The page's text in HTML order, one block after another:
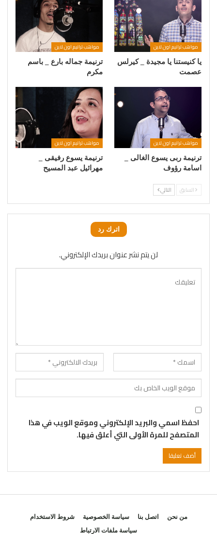
مواهب ترانيم اون لاين
يا كنيستنا يا مجيدة _ كيرلس
عصمت
مواهب ترانيم اون لاين
ترنيمة جماله بارع _ باسم
مكرم
مواهب ترانيم اون لاين
ترنيمة ربى يسوع الغالى _
اسامة رؤوف
مواهب ترانيم اون لاين
ترنيمة يسوع رفيقى _
مهرائيل عبد المسيح
السابق التالي
اترك رد
لن يتم نشر عنوان بريدك الإلكتروني.
احفظ اسمي والبريد الإلكتروني وموقع الويب في هذا
المتصفح للمرة الأولى التي أعلق فيها.
من نحن اتصل بنا سياسة الخصوصية
شروط الاستخدام
سياسة ملفات الارتباط